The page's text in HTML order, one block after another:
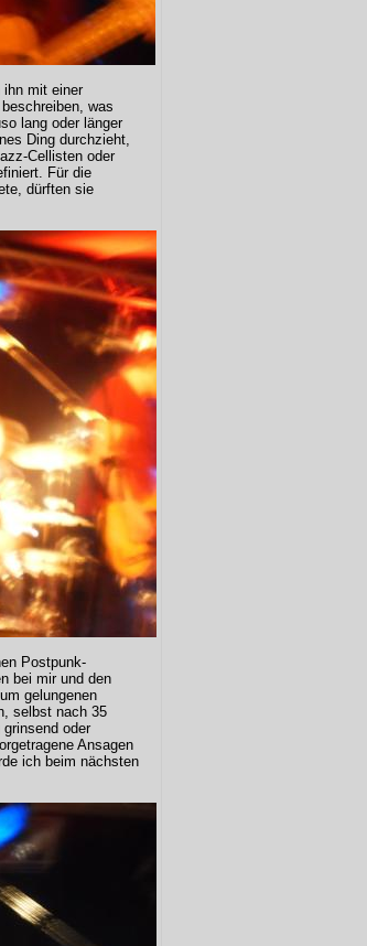
mit einer
was
lang oder länger
Ding durchzieht,
Cellisten oder
Für die
dürften sie
Postpunk-
bei mir und den
gelungenen
selbst nach 35
oder
Ansagen
ich beim nächsten